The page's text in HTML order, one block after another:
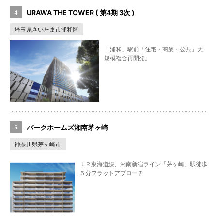
URAWA THE TOWER ( 第4期 3次 )
埼玉県さいたま市浦和区
「浦和」駅前「住宅・商業・公共」大
規模複合再開発。
パークホームズ湘南茅ヶ崎
神奈川県茅ヶ崎市
ＪＲ東海道線、湘南新宿ライン「茅ヶ崎」駅徒歩
５分フラットアプローチ